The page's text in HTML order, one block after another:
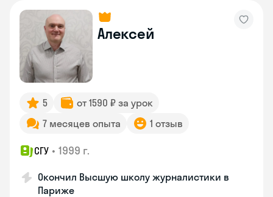
Алексей
5
от 1590 ₽ за урок
7 месяцев опыта
1 отзыв
СГУ • 1999 г.
Окончил Высшую школу журналистики в
Париже